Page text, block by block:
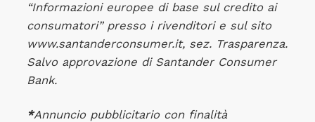
“Informazioni europee di base sul credito ai
consumatori” presso i rivenditori e sul sito
www.santanderconsumer.it, sez. Trasparenza.
Salvo approvazione di Santander Consumer
Bank.
*Annuncio pubblicitario con finalità